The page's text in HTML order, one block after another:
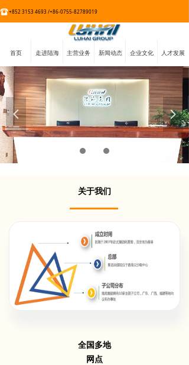
+852 3153 4693 /+86-0755-82789019
首页 走进陆海 主营业务 新闻动态 企业文化 人才发展
넳 넲
关于我们
全国多地
网点